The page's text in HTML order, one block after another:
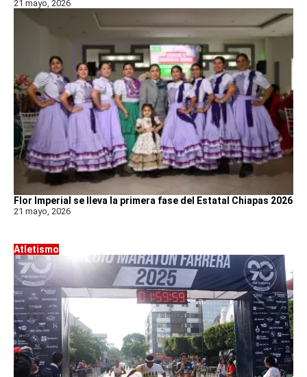
21 mayo, 2026
Flor Imperial se lleva la primera fase del Estatal Chiapas 2026
21 mayo, 2026
Atletismo